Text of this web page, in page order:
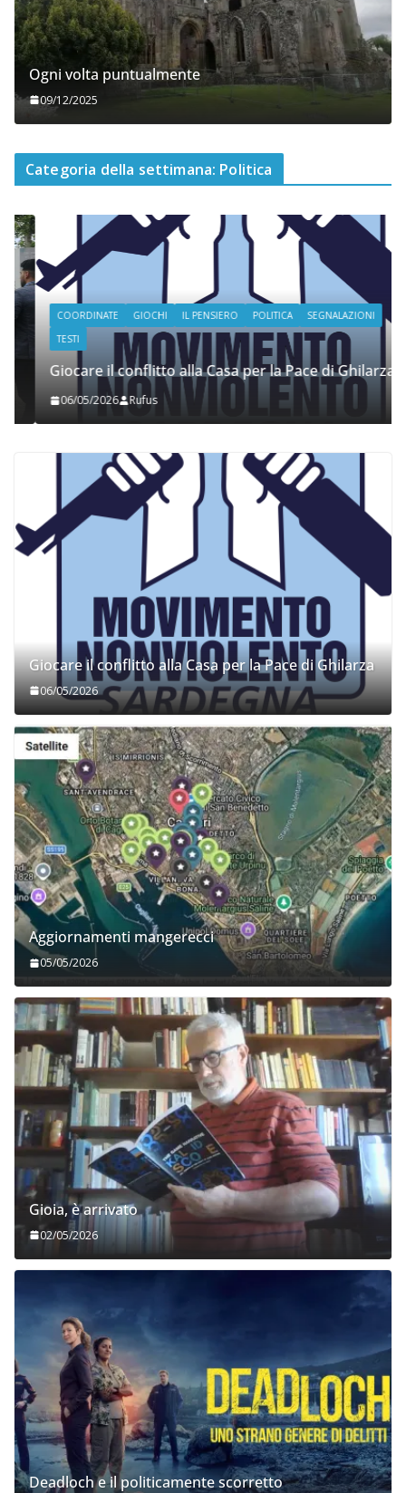
Ogni volta puntualmente
09/12/2025
Categoria della settimana: Politica
COORDINATE GIOCHI IL PENSIERO POLITICA
SEGNALAZIONI
TESTI
Giocare il conflitto alla Casa per la Pace di Ghilarza
06/05/2026 Rufus
Giocare il conflitto alla Casa per la Pace di Ghilarza
06/05/2026
Aggiornamenti mangerecci
05/05/2026
Gioia, è arrivato
02/05/2026
Deadloch e il politicamente scorretto